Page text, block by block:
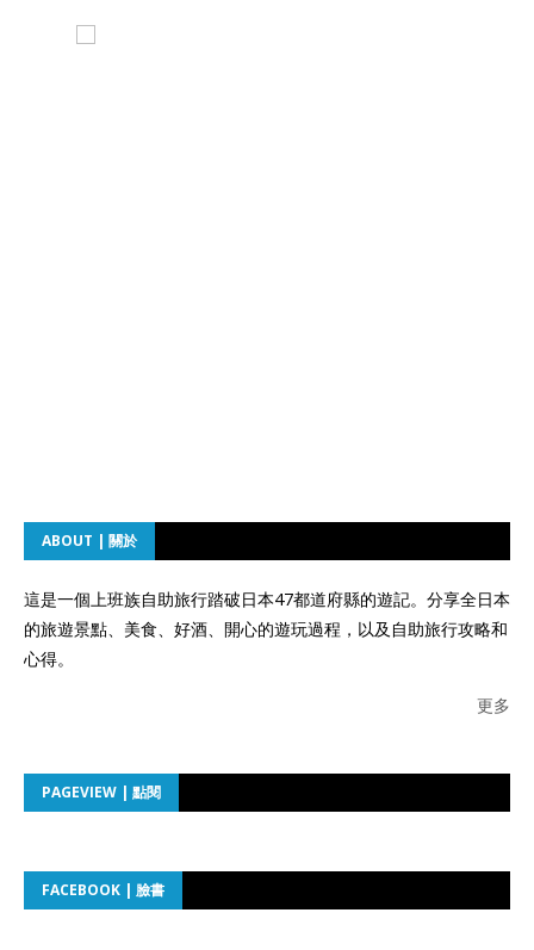
ABOUT | 關於
這是一個上班族自助旅行踏破日本47都道府縣的遊記。分享全日本
的旅遊景點、美食、好酒、開心的遊玩過程，以及自助旅行攻略和
心得。
更多
PAGEVIEW | 點閱
FACEBOOK | 臉書